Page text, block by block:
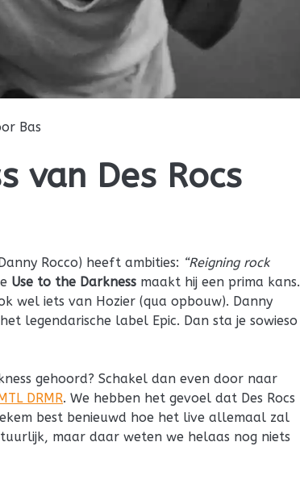
Bas
van Des Rocs
Rocco) heeft ambities: “Reigning rock
Use to the Darkness maakt hij een prima kans.
wel iets van Hozier (qua opbouw). Danny
legendarische label Epic. Dan sta je sowieso
gehoord? Schakel dan even door naar
DRMR. We hebben het gevoel dat Des Rocs
best benieuwd hoe het live allemaal zal
maar daar weten we helaas nog niets